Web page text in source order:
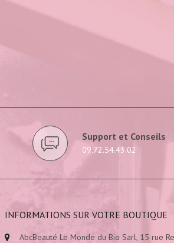
Support et Conseils
09.72.54.43.02
INFORMATIONS SUR VOTRE BOUTIQUE
AbcBeauté Le Monde du Bio Sarl, 15 rue